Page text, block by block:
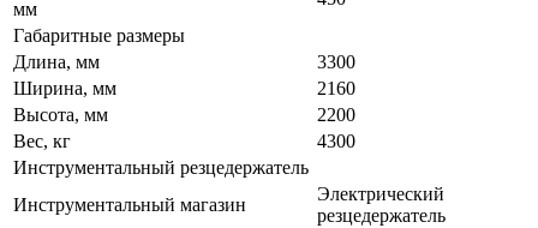
мм
Габаритные размеры
Длина, мм
3300
Ширина, мм
2160
Высота, мм
2200
Вес, кг
4300
Инструментальный резцедержатель
Инструментальный магазин
Электрический
резцедержатель